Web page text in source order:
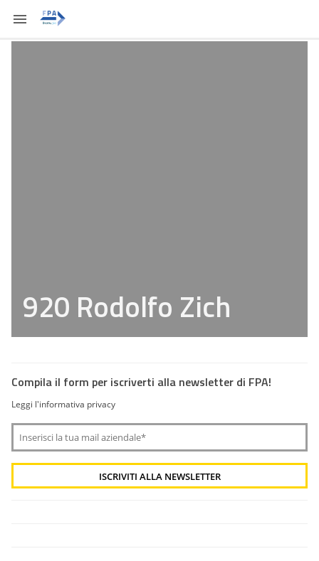
920 Rodolfo Zich
Compila il form per iscriverti alla newsletter di FPA!
Leggi l'informativa privacy